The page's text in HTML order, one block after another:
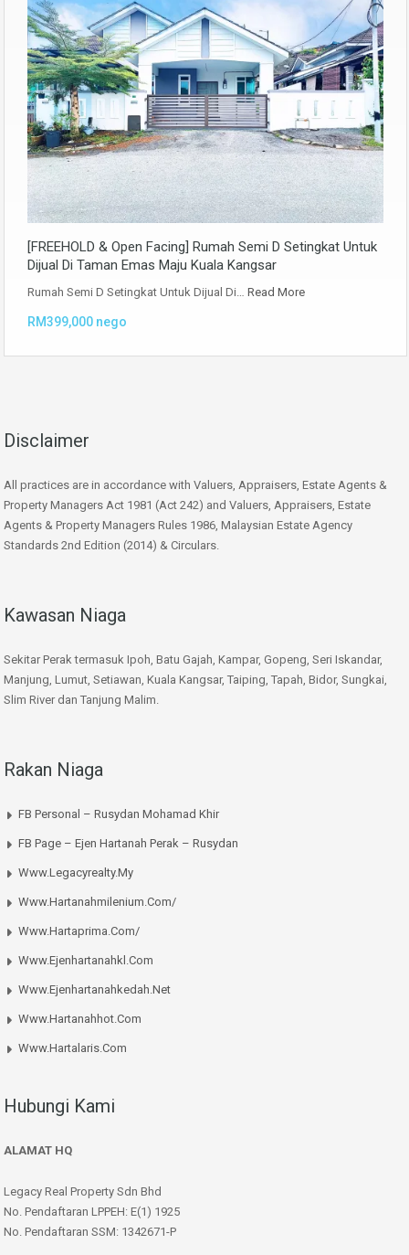
[FREEHOLD & Open Facing] Rumah Semi D Setingkat Untuk
Dijual Di Taman Emas Maju Kuala Kangsar
Rumah Semi D Setingkat Untuk Dijual Di… Read More
RM399,000 nego
Disclaimer
All practices are in accordance with Valuers, Appraisers, Estate Agents &
Property Managers Act 1981 (Act 242) and Valuers, Appraisers, Estate
Agents & Property Managers Rules 1986, Malaysian Estate Agency
Standards 2nd Edition (2014) & Circulars.
Kawasan Niaga
Sekitar Perak termasuk Ipoh, Batu Gajah, Kampar, Gopeng, Seri Iskandar,
Manjung, Lumut, Setiawan, Kuala Kangsar, Taiping, Tapah, Bidor, Sungkai,
Slim River dan Tanjung Malim.
Rakan Niaga
FB Personal – Rusydan Mohamad Khir
FB Page – Ejen Hartanah Perak – Rusydan
Www.legacyrealty.my
Www.hartanahmilenium.com/
Www.hartaprima.com/
Www.ejenhartanahkl.com
Www.ejenhartanahkedah.net
Www.hartanahhot.com
Www.hartalaris.com
Hubungi Kami
ALAMAT HQ
Legacy Real Property Sdn Bhd
No. Pendaftaran LPPEH: E(1) 1925
No. Pendaftaran SSM: 1342671-P